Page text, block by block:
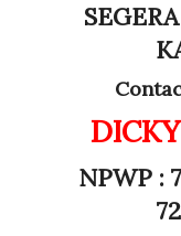
NPWP :